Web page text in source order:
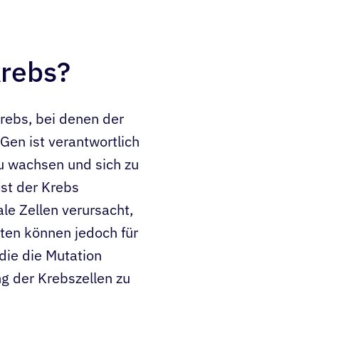
bei denen der
ist verantwortlich
wachsen und sich zu
der Krebs
Zellen verursacht,
können jedoch für
die Mutation
der Krebszellen zu